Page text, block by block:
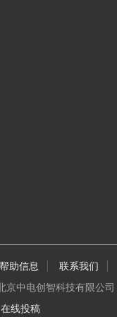
帮助信息 联系我们
京中电创智科技有限公司
在线投稿